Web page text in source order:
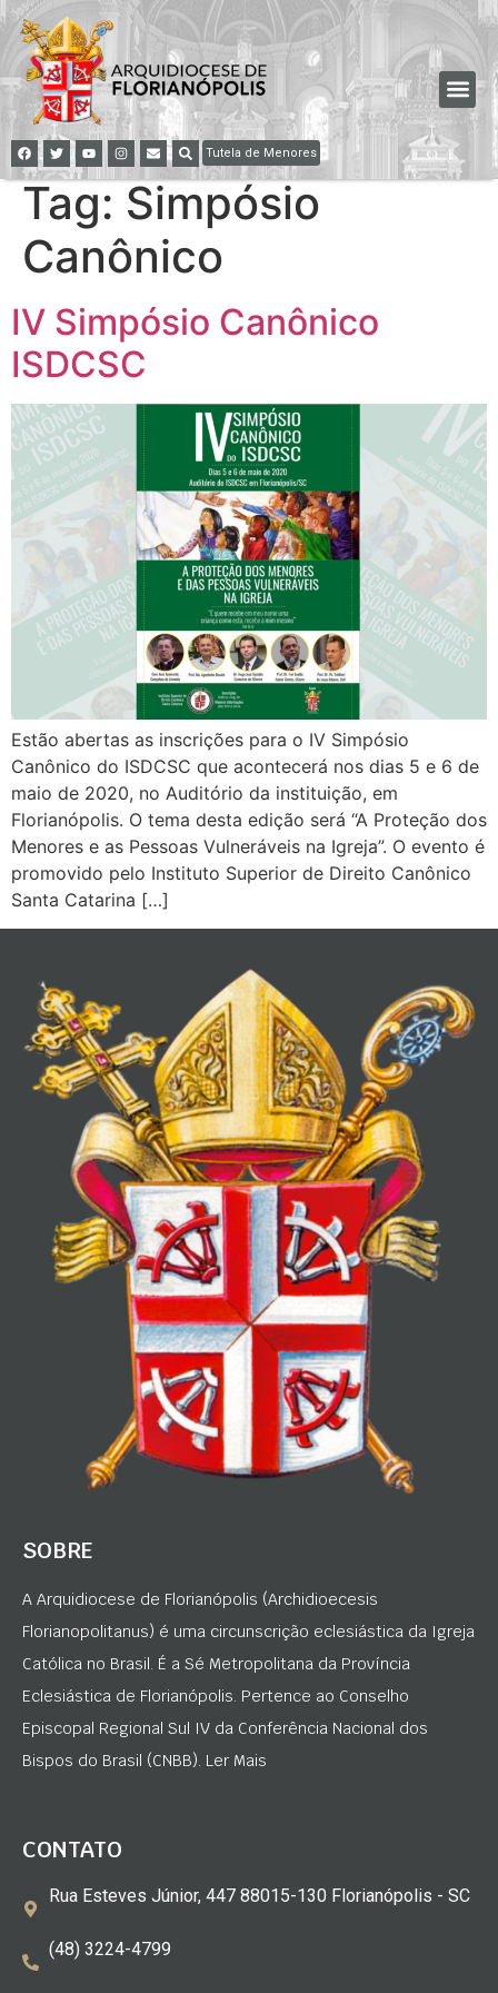
Tutela de Menores
Tag: Simpósio
Canônico
IV Simpósio Canônico
ISDCSC
Estão abertas as inscrições para o IV Simpósio
Canônico do ISDCSC que acontecerá nos dias 5 e 6 de
maio de 2020, no Auditório da instituição, em
Florianópolis. O tema desta edição será “A Proteção dos
Menores e as Pessoas Vulneráveis na Igreja”. O evento é
promovido pelo Instituto Superior de Direito Canônico
Santa Catarina […]
SOBRE
A Arquidiocese de Florianópolis (Archidioecesis
Florianopolitanus) é uma circunscrição eclesiástica da Igreja
Católica no Brasil. É a Sé Metropolitana da Província
Eclesiástica de Florianópolis. Pertence ao Conselho
Episcopal Regional Sul IV da Conferência Nacional dos
Bispos do Brasil (CNBB). Ler Mais
CONTATO
Rua Esteves Júnior, 447 88015-130 Florianópolis - SC
(48) 3224-4799